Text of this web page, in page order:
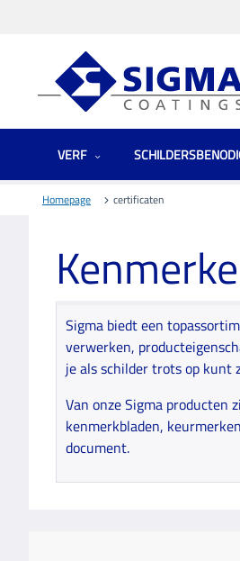
VERF
Homepage certificaten
Sigma biedt een
verwerken,
je als schilder trots op kunt
Van onze Sigma producten
kenmerkbladen,
document.